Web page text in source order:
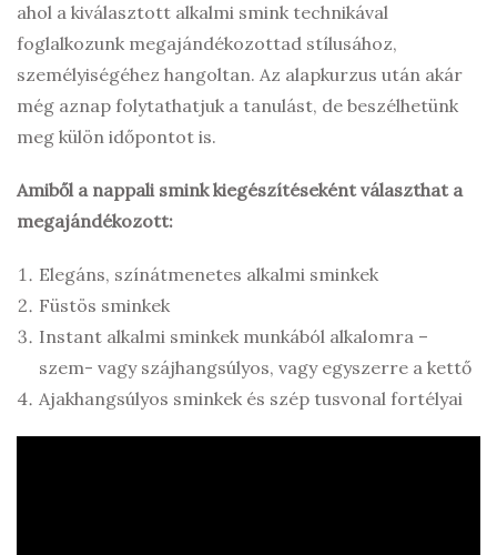
ahol a kiválasztott alkalmi smink technikával
foglalkozunk megajándékozottad stílusához,
személyiségéhez hangoltan. Az alapkurzus után akár
még aznap folytathatjuk a tanulást, de beszélhetünk
meg külön időpontot is.
Amiből a nappali smink kiegészítéseként választhat a
megajándékozott:
Elegáns, színátmenetes alkalmi sminkek
Füstös sminkek
Instant alkalmi sminkek munkából alkalomra –
szem- vagy szájhangsúlyos, vagy egyszerre a kettő
Ajakhangsúlyos sminkek és szép tusvonal fortélyai